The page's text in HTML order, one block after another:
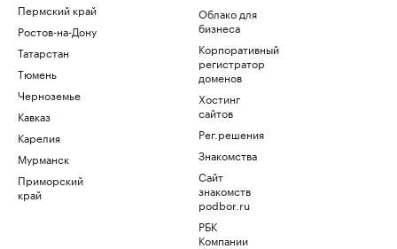
Пермский край
Ростов-на-Дону
Татарстан
Тюмень
Черноземье
Кавказ
Карелия
Мурманск
Приморский
край
Облако для
бизнеса
Корпоративный
регистратор
доменов
Хостинг
сайтов
Рег.решения
Знакомства
Сайт
знакомств
podbor.ru
РБК
Компании